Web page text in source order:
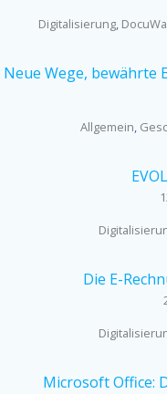
Digitalisierung,
Neue Wege, bewährte
Allgemein,
Die E-
Microsoft Office: